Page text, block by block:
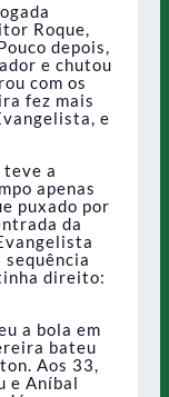
Roque,
depois,
e chutou
com os
fez mais
e
teve a
apenas
puxado por
da
direito:
a bola em
bateu
Aos 33,
e Aníbal